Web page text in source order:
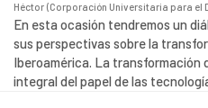
Héctor (Corporación Universitaria para el
En esta ocasión tendremos un
sus perspectivas sobre la
Iberoamérica. La transformación
integral del papel de las